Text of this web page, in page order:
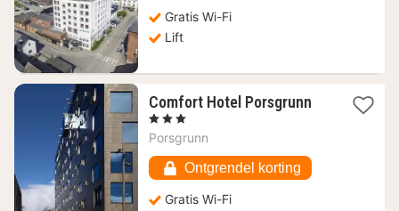
148,46
€
Gratis Wi-Fi
Lift
Comfort Hotel Porsgrunn1
€
, 3 Sterren
Porsgrunn
Ontgrendel korting
Gratis Wi-Fi